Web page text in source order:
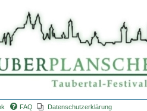
FAQ Datenschutzerklärung